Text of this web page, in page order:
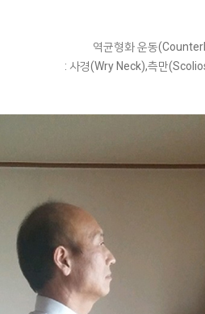
역균형화 운동
​: 사경(Wry Neck),측만